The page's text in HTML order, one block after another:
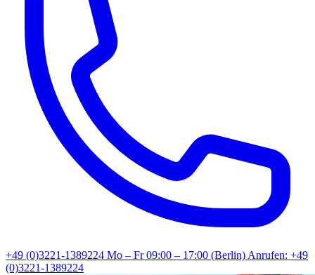
+49 (0)3221-1389224 Mo – Fr 09:00 – 17:00 (Berlin)Anrufen: +49
(0)3221-1389224